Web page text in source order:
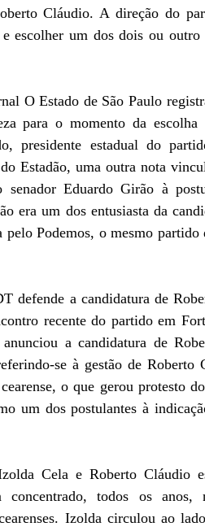
Cláudio. A direção do
escolher um dos dois ou
O Estado de São Paulo
para o momento da
presidente estadual do
Estadão, uma outra nota
senador Eduardo Girão à
era um dos entusiasta da
pelo Podemos, o mesmo
defende a candidatura de
recente do partido em
a candidatura de
se à gestão de Roberto
o que gerou protesto
um dos postulantes à
Cela e Roberto Cláudio
todos os anos,
Izolda circulou ao